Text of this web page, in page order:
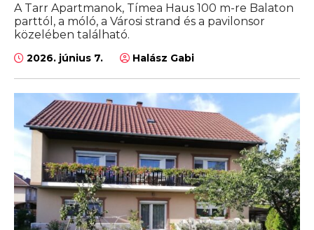
A Tarr Apartmanok, Tímea Haus 100 m-re Balaton
parttól, a móló, a Városi strand és a pavilonsor
közelében található.
2026. június 7. Halász Gabi